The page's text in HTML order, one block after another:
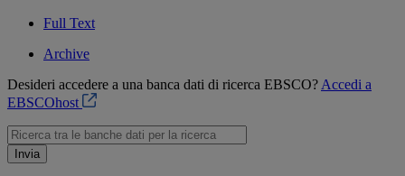
Full Text
Archive
Desideri accedere a una banca dati di ricerca EBSCO? Accedi a
EBSCOhost
Invia